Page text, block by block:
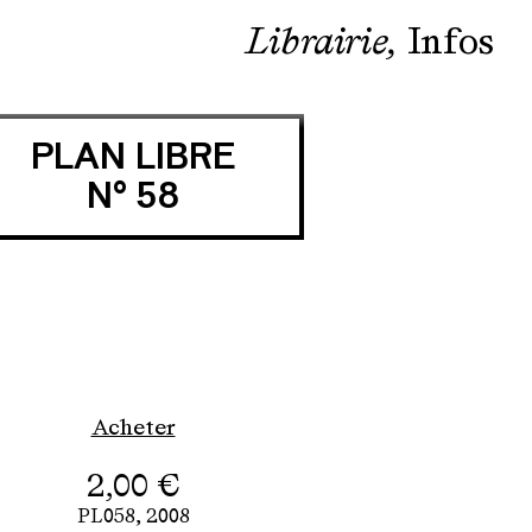
Librairie Infos
PLAN LIBRE
N° 58
Acheter
2,00 €
PL058, 2008